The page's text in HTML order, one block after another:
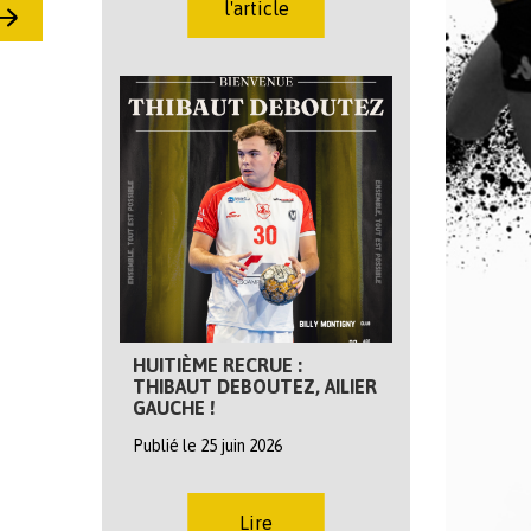
l'article
HUITIÈME RECRUE :
THIBAUT DEBOUTEZ, AILIER
GAUCHE !
Publié le 25 juin 2026
Lire